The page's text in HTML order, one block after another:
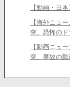
【動画・日
【海外ニュ
突。恐怖のド
【動画ニュ
突、事故の動